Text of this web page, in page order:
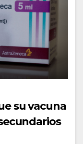
su vacuna